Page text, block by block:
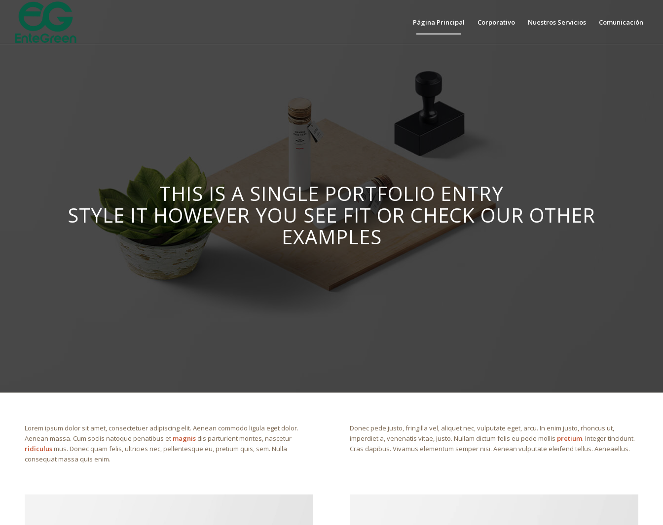
Página Principal Corporativo Nuestros Servicios Comunicación
THIS IS A SINGLE PORTFOLIO ENTRY
STYLE IT HOWEVER YOU SEE FIT OR CHECK OUR OTHER
EXAMPLES
Lorem ipsum dolor sit amet, consectetuer adipiscing elit. Aenean commodo ligula eget dolor.
Aenean massa. Cum sociis natoque penatibus et magnis dis parturient montes, nascetur
ridiculusmus. Donec quam felis, ultricies nec, pellentesque eu, pretium quis, sem. Nulla
consequat massa quis enim.
Donec pede justo, fringilla vel, aliquet nec, vulputate eget, arcu. In enim justo, rhoncus ut,
imperdiet a, venenatis vitae, justo. Nullam dictum felis eu pede mollis pretium. Integer tincidunt.
Cras dapibus. Vivamus elementum semper nisi. Aenean vulputate eleifend tellus. Aeneaellus.